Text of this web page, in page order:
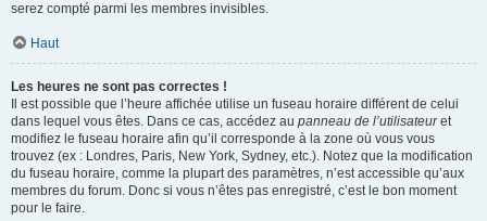
serez compté parmi les membres invisibles.
Haut
Les heures ne sont pas correctes !
Il est possible que l’heure affichée utilise un fuseau horaire différent de celui
dans lequel vous êtes. Dans ce cas, accédez au panneau de l’utilisateuret
modifiez le fuseau horaire afin qu’il corresponde à la zone où vous vous
trouvez (ex : Londres, Paris, New York, Sydney, etc.). Notez que la modification
du fuseau horaire, comme la plupart des paramètres, n’est accessible qu’aux
membres du forum. Donc si vous n’êtes pas enregistré, c’est le bon moment
pour le faire.